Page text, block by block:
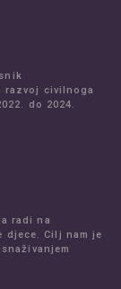
razvoj civilnoga
do 2024.
radi na
Cilj nam je